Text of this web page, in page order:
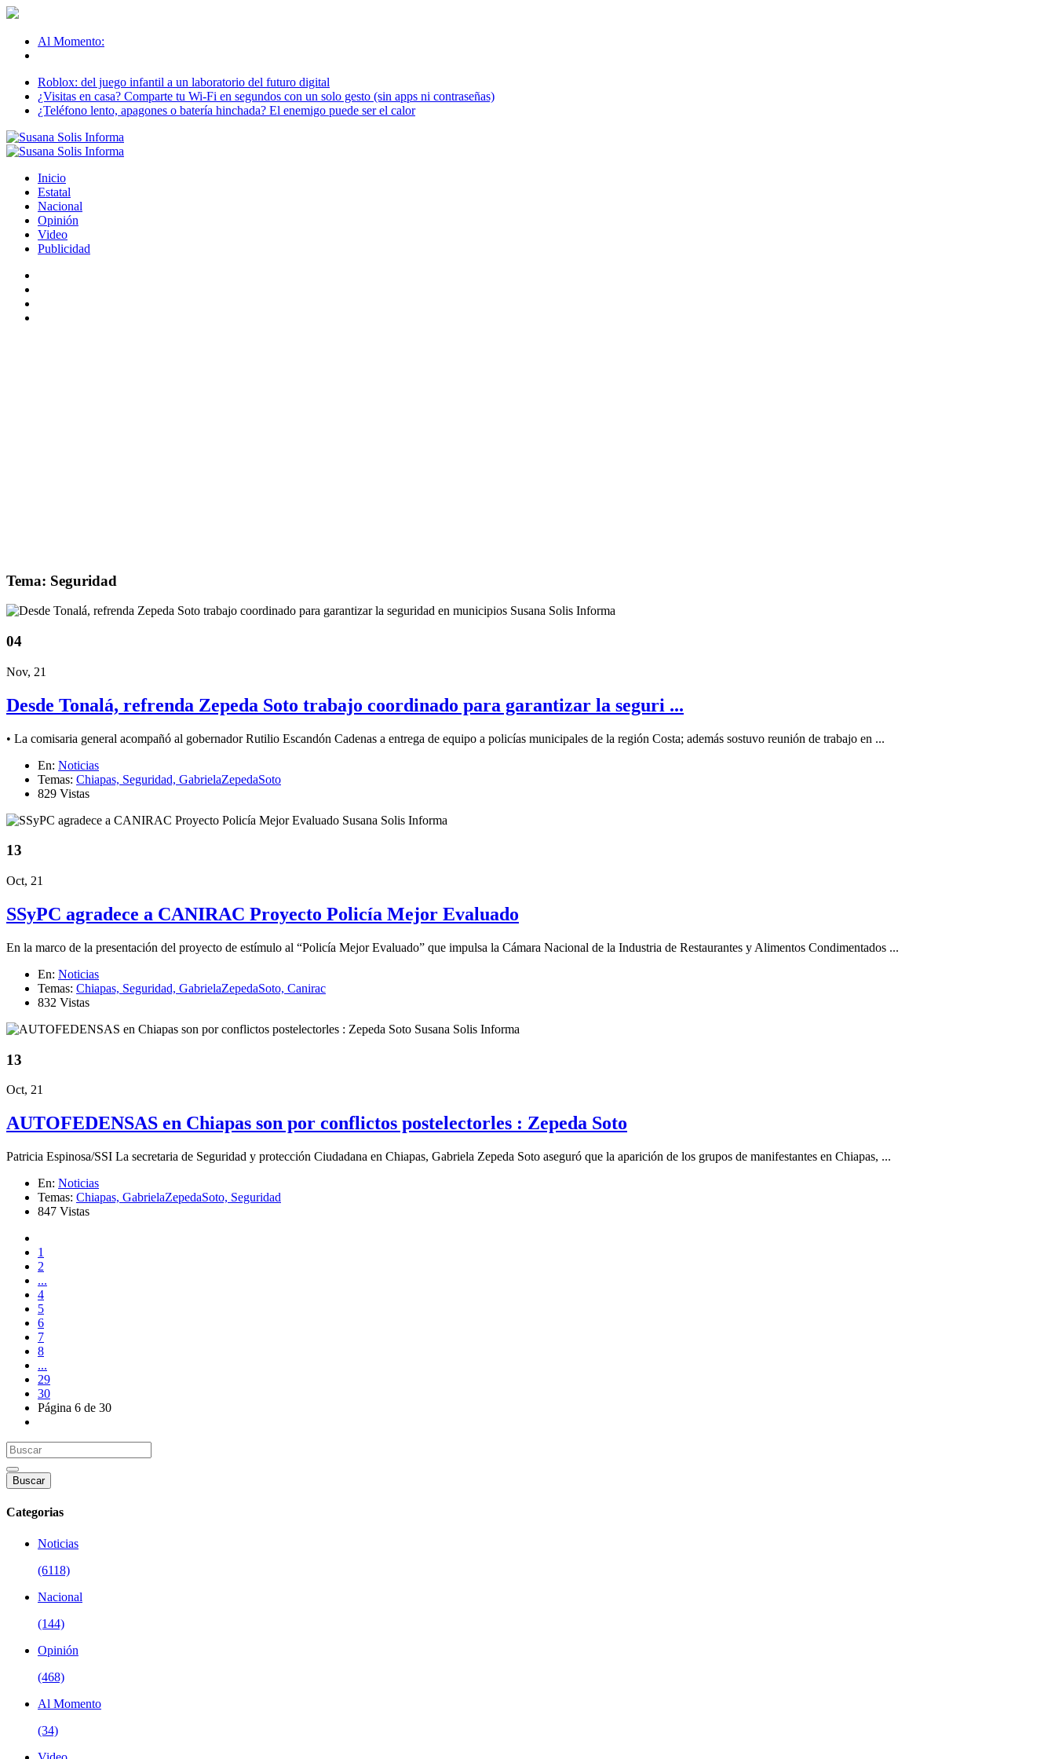
Al Momento:
Roblox: del juego infantil a un laboratorio del futuro digital
¿Visitas en casa? Comparte tu Wi-Fi en segundos con un solo gesto (sin apps ni contraseñas)
¿Teléfono lento, apagones o batería hinchada? El enemigo puede ser el calor
Inicio
Estatal
Nacional
Opinión
Video
Publicidad
Tema: Seguridad
04
Nov, 21
Desde Tonalá, refrenda Zepeda Soto trabajo coordinado para garantizar la seguri ...
• La comisaria general acompañó al gobernador Rutilio Escandón Cadenas a entrega de equipo a policías municipales de la región Costa; además sostuvo reunión de trabajo en ...
En: Noticias
Temas: Chiapas, Seguridad, GabrielaZepedaSoto
829 Vistas
13
Oct, 21
SSyPC agradece a CANIRAC Proyecto Policía Mejor Evaluado
En la marco de la presentación del proyecto de estímulo al “Policía Mejor Evaluado” que impulsa la Cámara Nacional de la Industria de Restaurantes y Alimentos Condimentados ...
En: Noticias
Temas: Chiapas, Seguridad, GabrielaZepedaSoto, Canirac
832 Vistas
13
Oct, 21
AUTOFEDENSAS en Chiapas son por conflictos postelectorles : Zepeda Soto
Patricia Espinosa/SSI La secretaria de Seguridad y protección Ciudadana en Chiapas, Gabriela Zepeda Soto aseguró que la aparición de los grupos de manifestantes en Chiapas, ...
En: Noticias
Temas: Chiapas, GabrielaZepedaSoto, Seguridad
847 Vistas
1
2
...
4
5
6
7
8
...
29
30
Página 6 de 30
Buscar
Categorias
Noticias
(6118)
Nacional
(144)
Opinión
(468)
Al Momento
(34)